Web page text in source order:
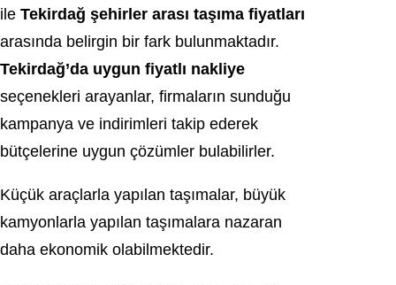
ile Tekirdağ şehirler arası taşıma fiyatları
arasında belirgin bir fark bulunmaktadır.
Tekirdağ’da uygun fiyatlı nakliye
seçenekleri arayanlar, firmaların sunduğu
kampanya ve indirimleri takip ederek
bütçelerine uygun çözümler bulabilirler.
Küçük araçlarla yapılan taşımalar, büyük
kamyonlarla yapılan taşımalara nazaran
daha ekonomik olabilmektedir.